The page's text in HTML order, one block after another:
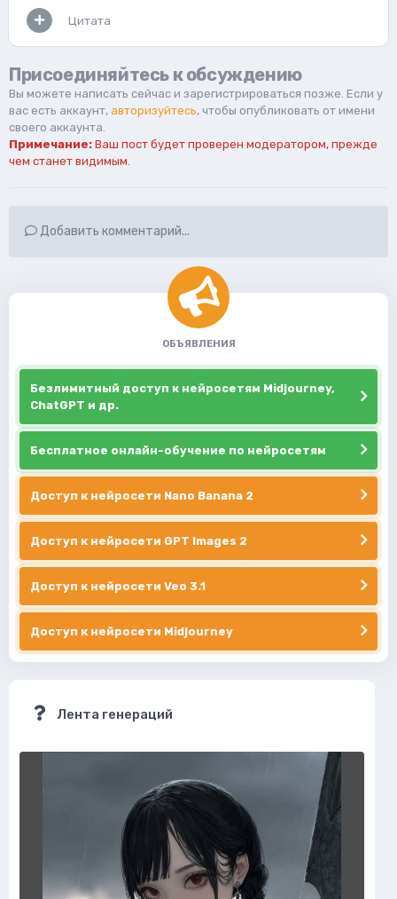
Цитата
Присоединяйтесь к обсуждению
Вы можете написать сейчас и зарегистрироваться позже. Если у
вас есть аккаунт, авторизуйтесь, чтобы опубликовать от имени
своего аккаунта.
Примечание: Ваш пост будет проверен модератором, прежде
чем станет видимым.
Добавить комментарий...
ОБЪЯВЛЕНИЯ
Безлимитный доступ к нейросетям Midjourney,
ChatGPT и др.
Бесплатное онлайн-обучение по нейросетям
Доступ к нейросети Nano Banana 2
Доступ к нейросети GPT Images 2
Доступ к нейросети Veo 3.1
Доступ к нейросети Midjourney
Лента генераций